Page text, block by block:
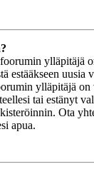
ylläpitäjä
estääkseen uusia
ylläpitäjä on
tai estänyt
Ota
apua.